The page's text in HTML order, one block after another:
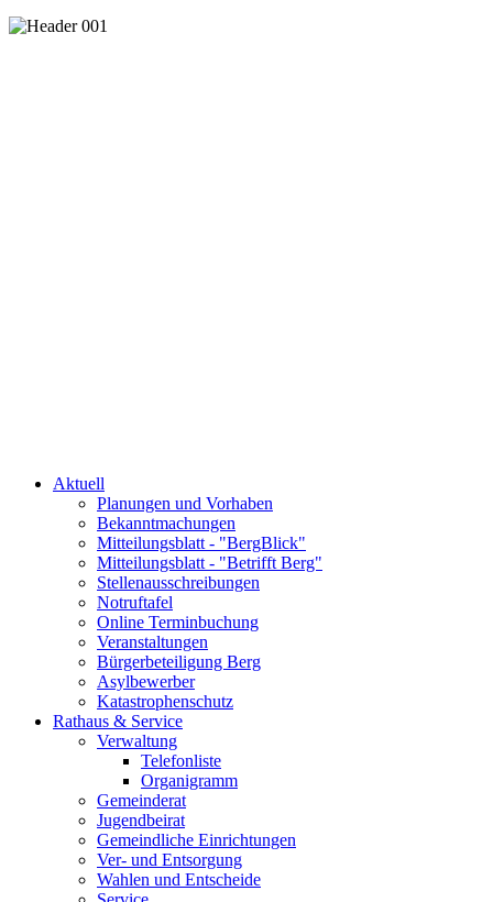
Aktuell
Planungen und Vorhaben
Bekanntmachungen
Mitteilungsblatt - "BergBlick"
Mitteilungsblatt - "Betrifft Berg"
Stellenausschreibungen
Notruftafel
Online Terminbuchung
Veranstaltungen
Bürgerbeteiligung Berg
Asylbewerber
Katastrophenschutz
Rathaus & Service
Verwaltung
Telefonliste
Organigramm
Gemeinderat
Jugendbeirat
Gemeindliche Einrichtungen
Ver- und Entsorgung
Wahlen und Entscheide